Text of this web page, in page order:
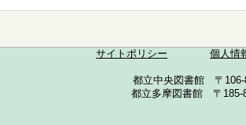
サイトポリシー 個人情
都立中央図書館 〒
都立多摩図書館 〒185-